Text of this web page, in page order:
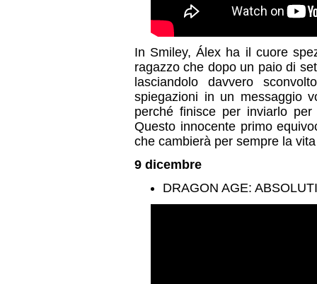
In Smiley, Álex ha il cuore
ragazzo che dopo un paio di
lasciandolo davvero
spiegazioni in un messaggio
perché finisce per inviarlo
Questo innocente primo
che cambierà per sempre la
9 dicembre
DRAGON AGE: